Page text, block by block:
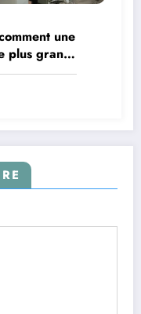
une
plus grand